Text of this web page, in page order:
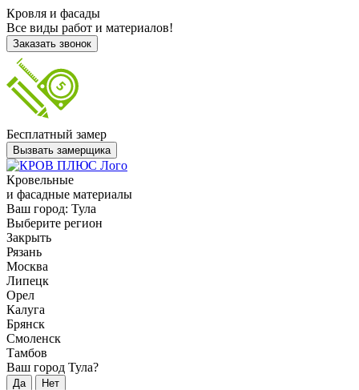
Кровля и фасады
Все виды работ и материалов!
Заказать звонок
Бесплатный замер
Вызвать замерщика
Кровельные
и фасадные материалы
Ваш город: Тула
Выберите регион
Закрыть
Рязань
Москва
Липецк
Орел
Калуга
Брянск
Смоленск
Тамбов
Ваш город Тула?
Да Нет